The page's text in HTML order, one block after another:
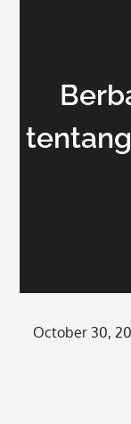
Posted
October 30,